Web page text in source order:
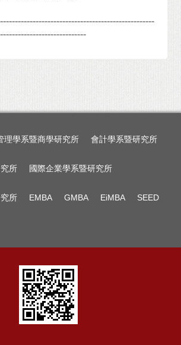
理學系暨商學研究所 會計學系暨研究所
所 國際企業學系暨研究所
所 EMBA GMBA EiMBA SEED